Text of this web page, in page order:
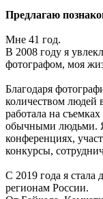
Предлагаю
Мне 41 год.
В 2008 году я
фотографом, моя
Благодаря
количеством людей
работала на
обычными людьми.
конференциях,
конкурсы,
С 2019 года я стала
регионам России.